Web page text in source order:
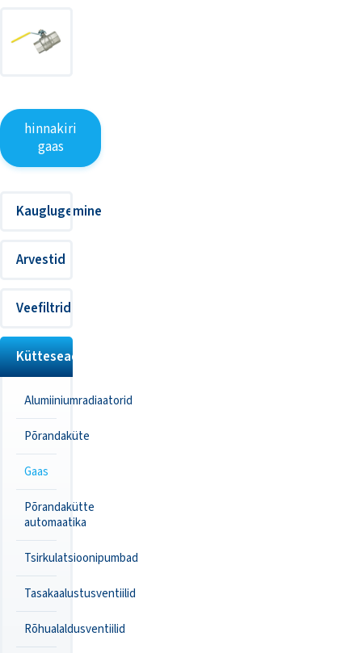
hinnakiri
gaas
Kauglugemine
Arvestid
Veefiltrid
Kütteseadmed
Alumiiniumradiaatorid
Põrandaküte
Gaas
Põrandakütte
automaatika
Tsirkulatsioonipumbad
Tasakaalustusventiilid
Rõhualaldusventiilid